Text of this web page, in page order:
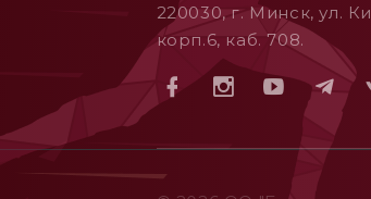
220030, г. Минск, ул.
корп.6, каб. 708.